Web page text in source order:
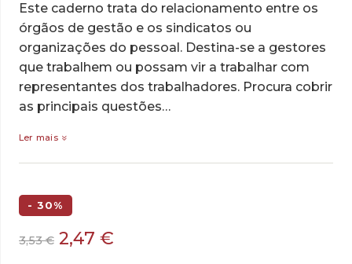
Este caderno trata do relacionamento entre os
órgãos de gestão e os sindicatos ou
organizações do pessoal. Destina-se a gestores
que trabalhem ou possam vir a trabalhar com
representantes dos trabalhadores. Procura cobrir
as principais questões…
Ler mais
- 30%
3,53€ O
2,47 €